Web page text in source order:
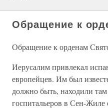
Обращение к
Обращение к орденам
Иерусалим привлекал
европейцев. Им был
должно быть, находили
госпитальеров в Сен-Жиле